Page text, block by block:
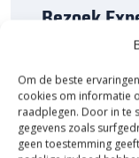
Om de beste
cookies om informatie
raadplegen. Door in te
gegevens zoals
geen toestemming
graag verder!
Bezoek
Bijna het
prachtige
★ 2.500m²